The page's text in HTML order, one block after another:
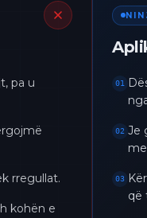
pa u
rregullat.
kohën e
01
02 Je
03
që